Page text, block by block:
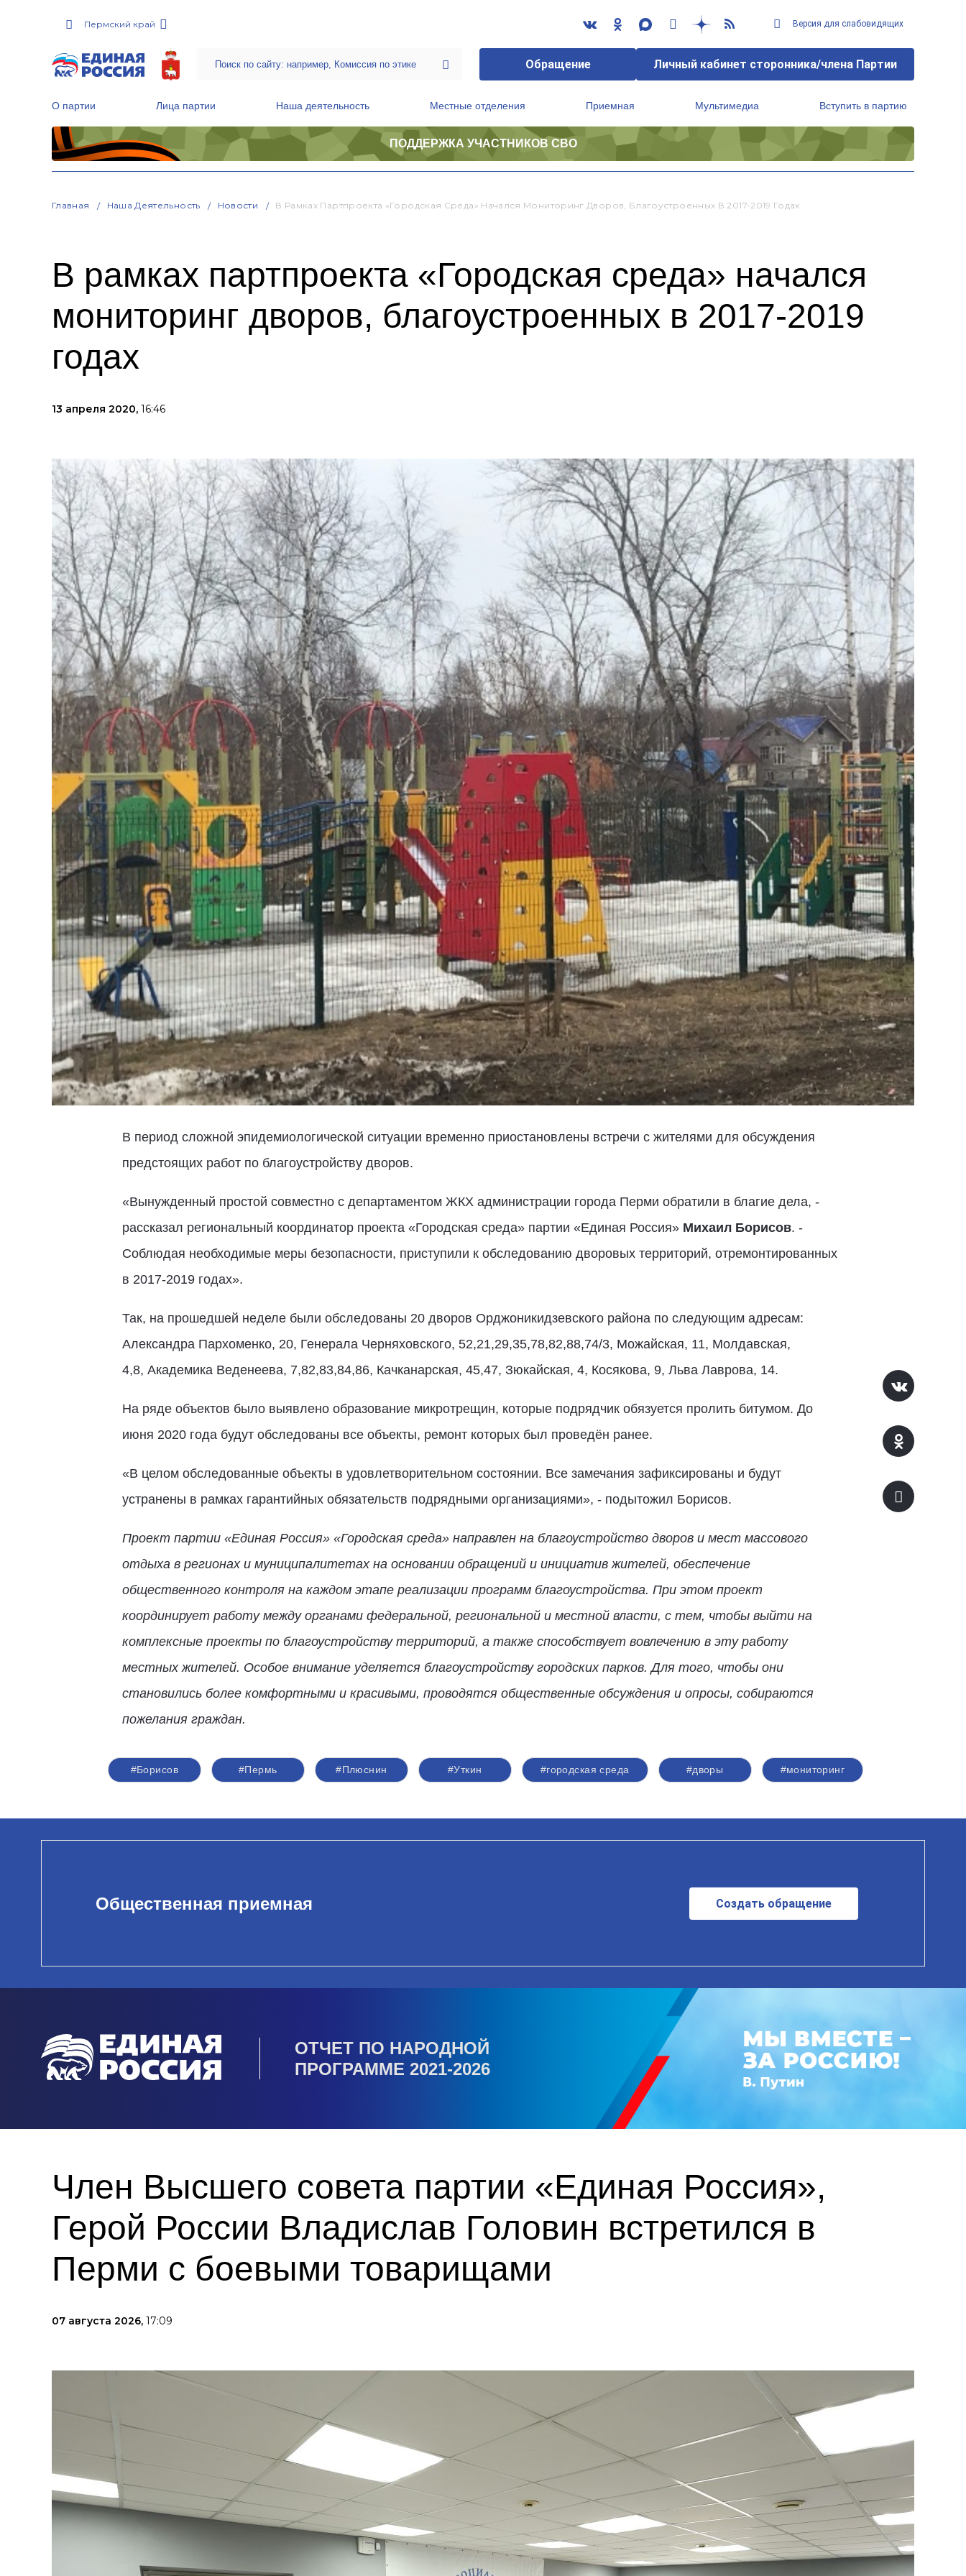
Пермский край Версия для слабовидящих
Обращение Личный кабинет сторонника/члена Партии
О партии Лица партии Наша деятельность Местные отделения Приемная Мультимедиа Вступить в партию
ПОДДЕРЖКА УЧАСТНИКОВ СВО
Главная Наша Деятельность Новости В Рамках Партпроекта «Городская Среда» Начался Мониторинг Дворов, Благоустроенных В 2017-2019 Годах
В рамках партпроекта «Городская среда» начался
мониторинг дворов, благоустроенных в 2017-2019
годах
13 апреля 2020, 16:46
В период сложной эпидемиологической ситуации временно приостановлены встречи с жителями для обсуждения
предстоящих работ по благоустройству дворов.
«Вынужденный простой совместно с департаментом ЖКХ администрации города Перми обратили в благие дела, -
рассказал региональный координатор проекта «Городская среда» партии «Единая Россия» Михаил Борисов. -
Соблюдая необходимые меры безопасности, приступили к обследованию дворовых территорий, отремонтированных
в 2017-2019 годах».
Так, на прошедшей неделе были обследованы 20 дворов Орджоникидзевского района по следующим адресам:
Александра Пархоменко, 20, Генерала Черняховского, 52,21,29,35,78,82,88,74/3, Можайская, 11, Молдавская,
4,8, Академика Веденеева, 7,82,83,84,86, Качканарская, 45,47, Зюкайская, 4, Косякова, 9, Льва Лаврова, 14.
На ряде объектов было выявлено образование микротрещин, которые подрядчик обязуется пролить битумом. До
июня 2020 года будут обследованы все объекты, ремонт которых был проведён ранее.
«В целом обследованные объекты в удовлетворительном состоянии. Все замечания зафиксированы и будут
устранены в рамках гарантийных обязательств подрядными организациями», - подытожил Борисов.
Проект партии «Единая Россия» «Городская среда» направлен на благоустройство дворов и мест массового
отдыха в регионах и муниципалитетах на основании обращений и инициатив жителей, обеспечение
общественного контроля на каждом этапе реализации программ благоустройства. При этом проект
координирует работу между органами федеральной, региональной и местной власти, с тем, чтобы выйти на
комплексные проекты по благоустройству территорий, а также способствует вовлечению в эту работу
местных жителей. Особое внимание уделяется благоустройству городских парков. Для того, чтобы они
становились более комфортными и красивыми, проводятся общественные обсуждения и опросы, собираются
пожелания граждан.
#Борисов #Пермь #Плюснин #Уткин #городская среда #дворы #мониторинг
Общественная приемная Создать обращение
ОТЧЕТ ПО НАРОДНОЙ
ПРОГРАММЕ 2021-2026
Член Высшего совета партии «Единая Россия»,
Герой России Владислав Головин встретился в
Перми с боевыми товарищами
07 августа 2026, 17:09